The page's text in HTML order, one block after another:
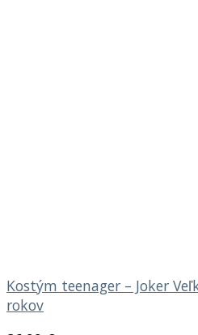
Kostým teenager – Joker
rokov